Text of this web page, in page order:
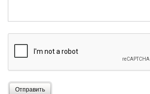
Отправить